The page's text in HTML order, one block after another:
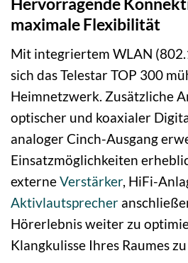
maximale Flexibilität
Mit integriertem WLAN
sich das Telestar TOP 300
Heimnetzwerk. Zusätzliche
optischer und koaxialer
analoger Cinch-Ausgang
Einsatzmöglichkeiten
externeVerstärker, HiFi-
Aktivlautsprecher
Hörerlebnis weiter zu
Klangkulisse Ihres Raumes